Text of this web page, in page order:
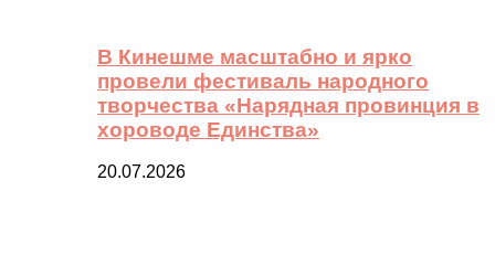
В Кинешме масштабно и ярко
провели фестиваль народного
творчества «Нарядная провинция в
хороводе Единства»
20.07.2026